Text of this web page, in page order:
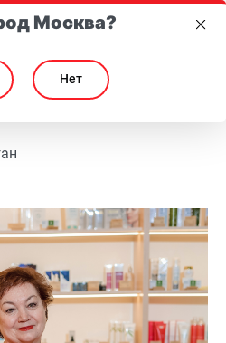
Меньщикова
Москва?
Нет